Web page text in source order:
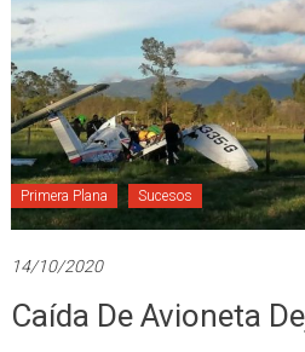
Primera Plana Sucesos
14/10/2020
Caída De Avioneta